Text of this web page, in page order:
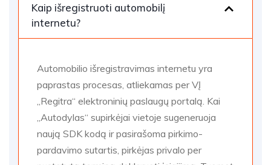
Kaip išregistruoti automobilį
internetu?
Automobilio išregistravimas internetu yra
paprastas procesas, atliekamas per VĮ
„Regitra“ elektroninių paslaugų portalą. Kai
„Autodylas“ supirkėjai vietoje sugeneruoja
naują SDK kodą ir pasirašoma pirkimo-
pardavimo sutartis, pirkėjas privalo per